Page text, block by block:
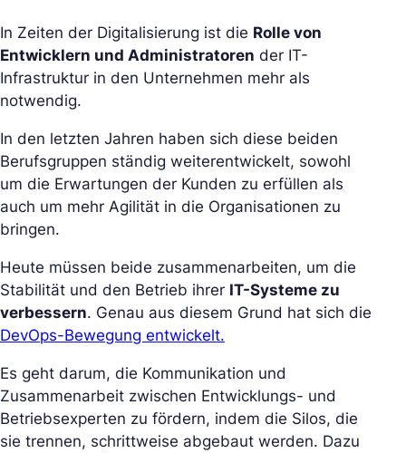
In Zeiten der Digitalisierung ist die Rolle von
Entwicklern und Administratoren der IT-
Infrastruktur in den Unternehmen mehr als
notwendig.
In den letzten Jahren haben sich diese beiden
Berufsgruppen ständig weiterentwickelt, sowohl
um die Erwartungen der Kunden zu erfüllen als
auch um mehr Agilität in die Organisationen zu
bringen.
Heute müssen beide zusammenarbeiten, um die
Stabilität und den Betrieb ihrer IT-Systeme zu
verbessern. Genau aus diesem Grund hat sich die
DevOps-Bewegung entwickelt.
Es geht darum, die Kommunikation und
Zusammenarbeit zwischen Entwicklungs- und
Betriebsexperten zu fördern, indem die Silos, die
sie trennen, schrittweise abgebaut werden. Dazu